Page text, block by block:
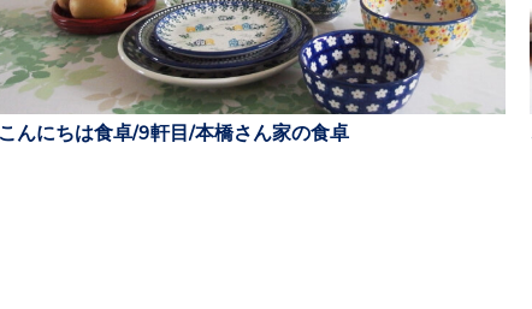
こんにちは食卓/9軒目/本橋さん家の食卓